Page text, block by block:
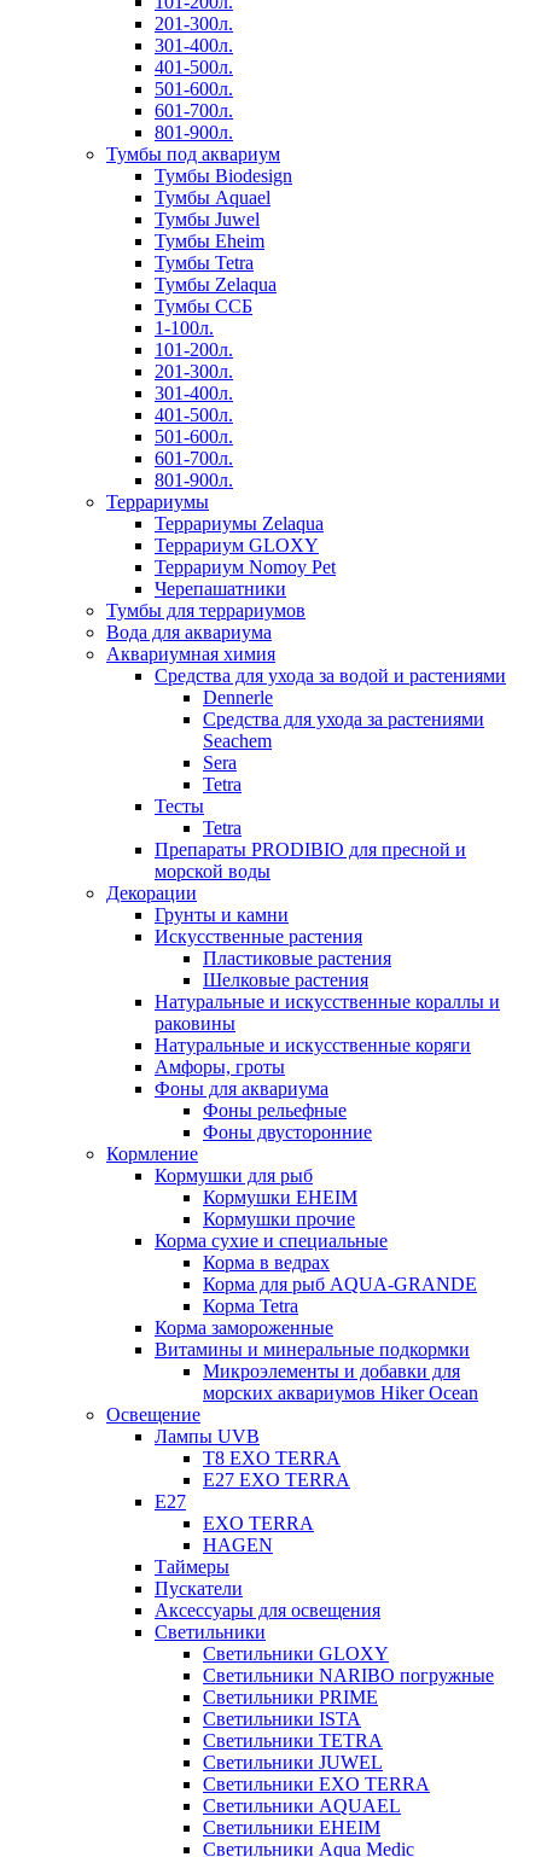
201-300л.
301-400л.
401-500л.
501-600л.
601-700л.
801-900л.
Тумбы под аквариум
Тумбы Biodesign
Тумбы Aquael
Тумбы Juwel
Тумбы Eheim
Тумбы Tetra
Тумбы Zelaqua
Тумбы ССБ
1-100л.
101-200л.
201-300л.
301-400л.
401-500л.
501-600л.
601-700л.
801-900л.
Террариумы
Террариумы Zelaqua
Террариум GLOXY
Террариум Nomoy Pet
Черепашатники
Тумбы для террариумов
Вода для аквариума
Аквариумная химия
Средства для ухода за водой и растениями
Dennerle
Средства для ухода за растениями
Seachem
Sera
Tetra
Тесты
Tetra
Препараты PRODIBIO для пресной и
морской воды
Декорации
Грунты и камни
Искусственные растения
Пластиковые растения
Шелковые растения
Натуральные и искусственные кораллы и
раковины
Натуральные и искусственные коряги
Амфоры, гроты
Фоны для аквариума
Фоны рельефные
Фоны двусторонние
Кормление
Кормушки для рыб
Кормушки EHEIM
Кормушки прочие
Корма сухие и специальные
Корма в ведрах
Корма для рыб AQUA-GRANDE
Корма Tetra
Корма замороженные
Витамины и минеральные подкормки
Микроэлементы и добавки для
морских аквариумов Hiker Ocean
Освещение
Лампы UVB
Т8 EXO TERRA
Е27 EXO TERRA
Е27
EXO TERRA
HAGEN
Таймеры
Пускатели
Аксессуары для освещения
Светильники
Светильники GLOXY
Светильники NARIBO погружные
Светильники PRIME
Светильники ISTA
Светильники TETRA
Светильники JUWEL
Светильники EXO TERRA
Светильники AQUAEL
Светильники EHEIM
Светильники Aqua Medic